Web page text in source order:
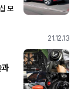
모
21.12.13